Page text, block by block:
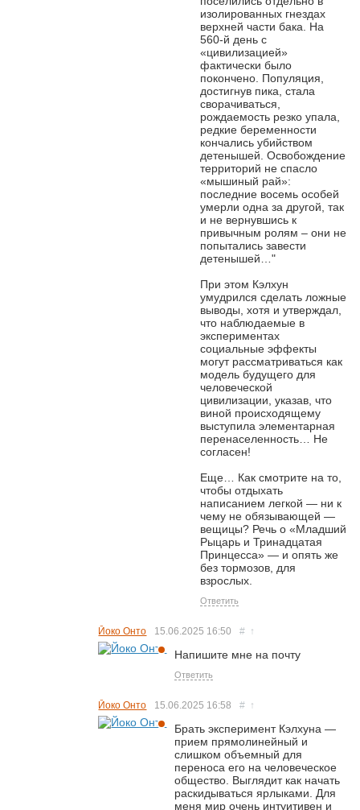
изолированных гнездах
верхней части бака. На
560-й день с
«цивилизацией»
фактически было
покончено. Популяция,
достигнув пика, стала
сворачиваться,
рождаемость резко упала,
редкие беременности
кончались убийством
детенышей. Освобождение
территорий не спасло
«мышиный рай»:
последние восемь особей
умерли одна за другой, так
и не вернувшись к
привычным ролям – они не
попытались завести
детенышей…"
При этом Кэлхун
умудрился сделать ложные
выводы, хотя и утверждал,
что наблюдаемые в
экспериментах
социальные эффекты
могут рассматриваться как
модель будущего для
человеческой
цивилизации, указав, что
виной происходящему
выступила элементарная
перенаселенность… Не
согласен!
Еще… Как смотрите на то,
чтобы отдыхать
написанием легкой — ни к
чему не обязывающей —
вещицы? Речь о «Младший
Рыцарь и Тринадцатая
Принцесса» — и опять же
без тормозов, для
взрослых.
Ответить
Йоко Онто 15.06.2025 16:50 # ↑
Напишите мне на почту
Ответить
Йоко Онто 15.06.2025 16:58 # ↑
Брать эксперимент Кэлхуна —
прием прямолинейный и
слишком объемный для
переноса его на человеческое
общество. Выглядит как начать
раскидываться ярлыками. Для
меня мир очень интуитивен и